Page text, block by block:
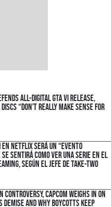
All-Digital GTA VI Release,
“Don’t Really Make Sense for
en Netflix será un “evento
se sentirá como ver una serie en el
según el jefe de Take-Two
Controversy, Capcom Weighs In on
Demise and Why Boycotts Keep